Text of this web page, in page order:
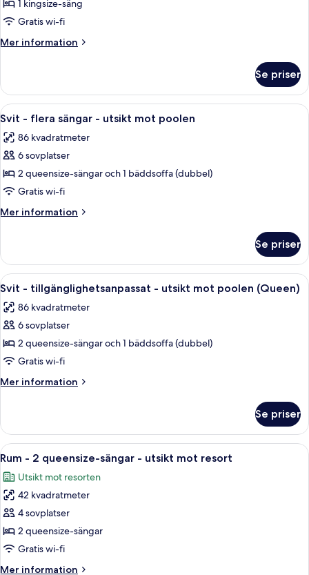
Svit
Presidential
1 kingsize-säng
Gratis wi-fi
Mer information
Mer
Presidential
Se priser
Öppna
alla
foton
för
Svit
-
flera
sängar
utsikt
mot
poolen
Ett hotellrum med två sängar, ett
10
Svit - flera sängar - utsikt mot poolen
86 kvadratmeter
6 sovplatser
2 queensize-sängar och 1 bäddsoffa (dubbel)
Gratis wi-fi
Mer information
Mer
-
flera
sängar
utsikt
mot
Se priser
Öppna
alla
foton
för
Svit
-
tillgänglighetsanpassat
-
mot
poolen
(Queen)
Ett hotellrum med två sängar, en
7
Svit - tillgänglighetsanpassat - utsikt mot poolen (Queen)
86 kvadratmeter
6 sovplatser
2 queensize-sängar och 1 bäddsoffa (dubbel)
Gratis wi-fi
Mer information
Mer
-
tillgänglighetsanpassat
-
mot
poolen
Se priser
Öppna
alla
foton
för
Rum
-
2
Ett hotellrum med två sängar, en
5
Rum - 2 queensize-sängar - utsikt mot resort
Utsikt mot resorten
42 kvadratmeter
4 sovplatser
2 queensize-sängar
Gratis wi-fi
Mer information
Mer